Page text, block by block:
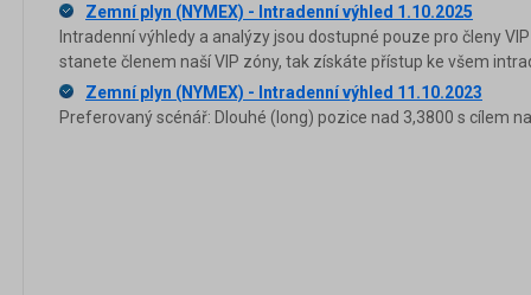
Zemní plyn (NYMEX) - Intradenní výhled 1.10.2025
Intradenní výhledy a analýzy jsou dostupné pouze pro členy
stanete členem naší VIP zóny, tak získáte přístup ke všem
Zemní plyn (NYMEX) - Intradenní výhled 11.10.2023
Preferovaný scénář: Dlouhé (long) pozice nad 3,3800 s cílem